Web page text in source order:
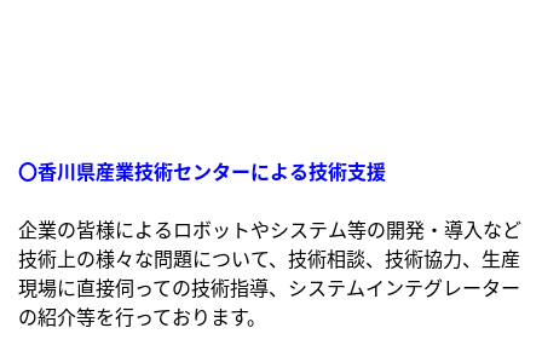
〇香川県産業技術センターによる技術支援
企業の皆様によるロボットやシステム等の開発・導入など
技術上の様々な問題について、技術相談、技術協力、生産
現場に直接伺っての技術指導、システムインテグレーター
の紹介等を行っております。